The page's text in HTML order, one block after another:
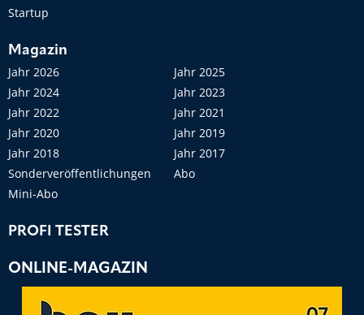
Startup
Magazin
Jahr 2026
Jahr 2025
Jahr 2024
Jahr 2023
Jahr 2022
Jahr 2021
Jahr 2020
Jahr 2019
Jahr 2018
Jahr 2017
Sonderveröffentlichungen
Abo
Mini-Abo
PROFI TESTER
ONLINE-MAGAZIN